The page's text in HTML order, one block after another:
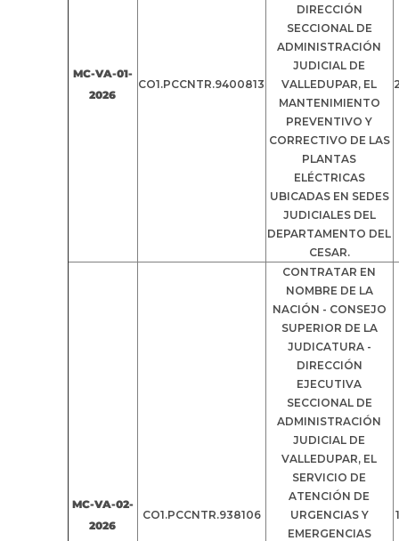
MC-VA-01-
2026
CO1.PCCNTR.9400813
DIRECCIÓN
SECCIONAL DE
ADMINISTRACIÓN
JUDICIAL DE
VALLEDUPAR, EL
MANTENIMIENTO
PREVENTIVO Y
CORRECTIVO DE LAS
PLANTAS
ELÉCTRICAS
UBICADAS EN SEDES
JUDICIALES DEL
DEPARTAMENTO DEL
CESAR.
MC-VA-02-
2026
CO1.PCCNTR.938106
CONTRATAR EN
NOMBRE DE LA
NACIÓN - CONSEJO
SUPERIOR DE LA
JUDICATURA -
DIRECCIÓN
EJECUTIVA
SECCIONAL DE
ADMINISTRACIÓN
JUDICIAL DE
VALLEDUPAR, EL
SERVICIO DE
ATENCIÓN DE
URGENCIAS Y
EMERGENCIAS